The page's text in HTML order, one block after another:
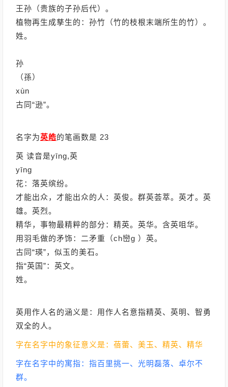
王孙（贵族的子孙后代）。
植物再生成孳生的：孙竹（竹的枝根末端所生的竹）。
姓。
孙
（孫）
xùn
古同“逊”。
名字为英皓的笔画数是 23
英 读音是yīng,英
yīng
花：落英缤纷。
才能出众，才能出众的人：英俊。群英荟萃。英才。英
雄。英烈。
精华，事物最精粹的部分：精英。英华。含英咀华。
用羽毛做的矛饰：二矛重（ch巒g ）英。
古同“瑛”，似玉的美石。
指“英国”：英文。
姓。
英用作人名的涵义是：用作人名意指精英、英明、智勇
双全的人。
字在名字中的象征意义是：蓓蕾、美玉、精英、精华
字在名字中的寓指：指百里挑一、光明磊落、卓尔不
群。